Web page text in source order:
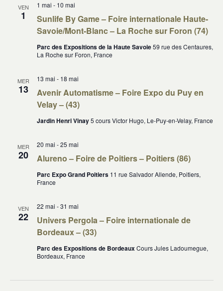
VEN
1
Sunlife By Game – Foire internationale Haute-
Savoie/Mont-Blanc – La Roche sur Foron (74)
1 mai - 10 mai
Parc des Expositions de la Haute Savoie59 rue des Centaures,
La Roche sur Foron, France
MER
13
Avenir Automatisme – Foire Expo du Puy en
Velay – (43)
13 mai - 18 mai
Jardin Henri Vinay5 cours Victor Hugo, Le-Puy-en-Velay, France
MER
20 Alureno – Foire de Poitiers – Poitiers (86)
20 mai -25 mai
Parc Expo Grand Poitiers 11 rue Salvador Allende, Poitiers,
France
VEN
22
Univers Pergola – Foire internationale de
Bordeaux – (33)
22 mai -31 mai
Parc des Expositions de BordeauxCours Jules Ladoumegue,
Bordeaux, France